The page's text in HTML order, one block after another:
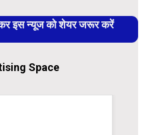
इस न्यूज को शेयर जरूर करें
Space